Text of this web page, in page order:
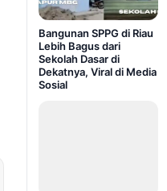
Bangunan SPPG di Riau
Lebih Bagus dari
Sekolah Dasar di
Dekatnya, Viral di Media
Sosial